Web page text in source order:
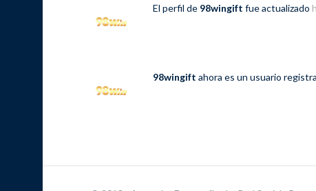
El perfil de 98wingift fue actualizado
98wingift ahora es un usuario